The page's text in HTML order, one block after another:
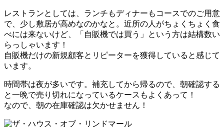
レストランとしては、ランチもディナーもコースでのご用意
で、少し敷居が高めなのかなと。近所の人がちょくちょく食
べには来ないけど、「自販機では買う」という方は結構数い
らっしゃいます！
自販機だけの新規顧客とリピーターを獲得していると感じて
います。
時間帯は夜が多いです。補充してから帰るので、朝確認する
と一晩で売り切れになっているケースもよくあって！
なので、朝の在庫確認は欠かせません！